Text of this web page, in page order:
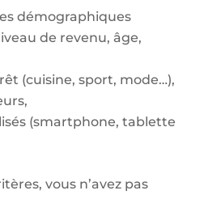
démographiques
de revenu, âge,
(cuisine, sport, mode…),
(smartphone, tablette
vous n’avez pas